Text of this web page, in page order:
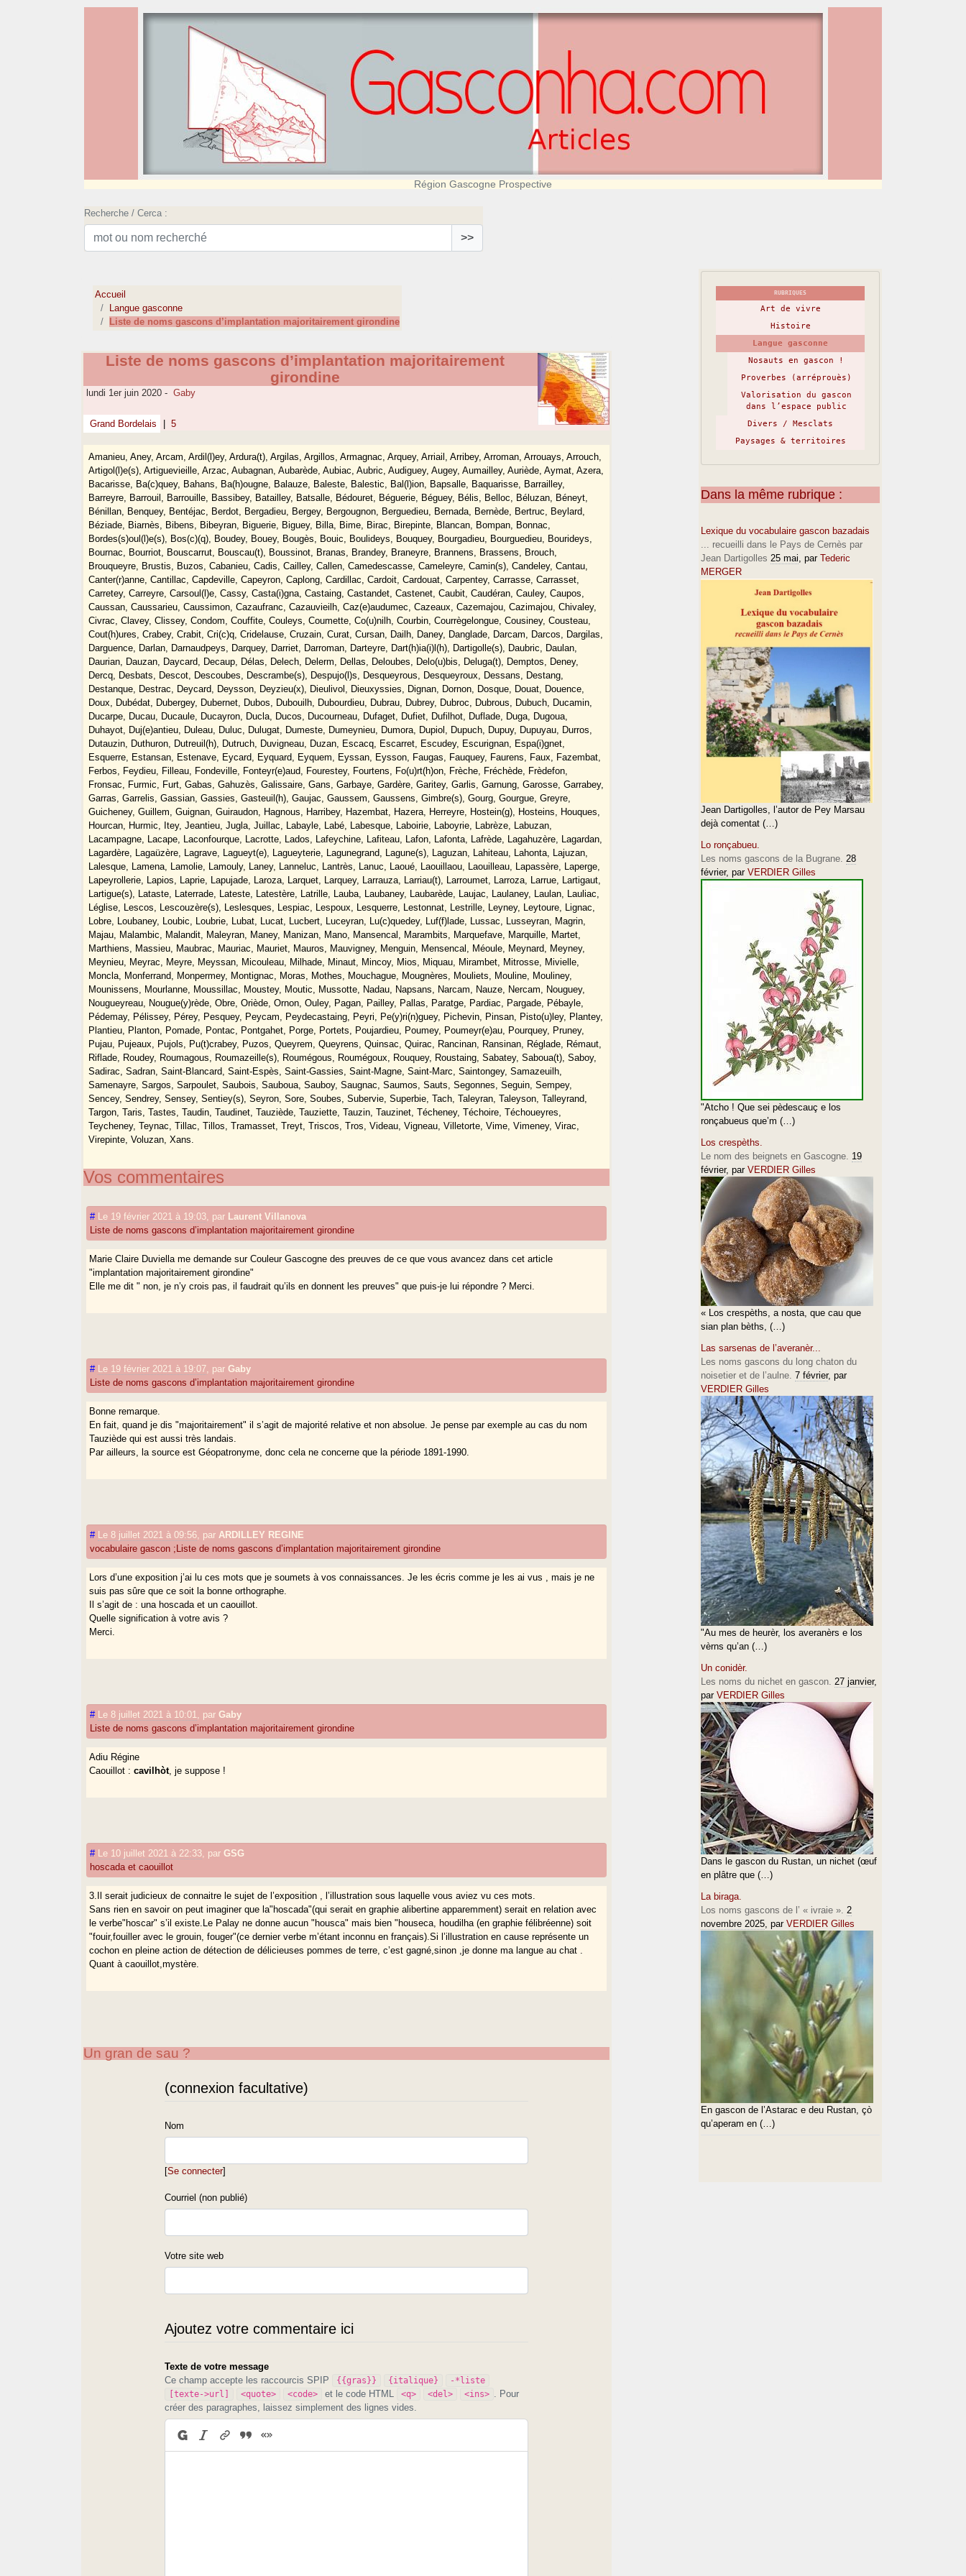
Région Gascogne Prospective
Recherche / Cerca :
>>
Accueil
Langue gasconne
Liste de noms gascons d’implantation majoritairement girondine
Liste de noms gascons d’implantation majoritairement
girondine
lundi 1er juin 2020 - Gaby
Grand Bordelais 5
Amanieu, Aney, Arcam, Ardil(l)ey, Ardura(t), Argilas, Argillos, Armagnac, Arquey, Arriail, Arribey, Arroman, Arrouays, Arrouch,
Artigol(l)e(s), Artiguevieille, Arzac, Aubagnan, Aubarède, Aubiac, Aubric, Audiguey, Augey, Aumailley, Auriède, Aymat, Azera,
Bacarisse, Ba(c)quey, Bahans, Ba(h)ougne, Balauze, Baleste, Balestic, Bal(l)ion, Bapsalle, Baquarisse, Barrailley,
Barreyre, Barrouil, Barrouille, Bassibey, Batailley, Batsalle, Bédouret, Béguerie, Béguey, Bélis, Belloc, Béluzan, Béneyt,
Bénillan, Benquey, Bentéjac, Berdot, Bergadieu, Bergey, Bergougnon, Berguedieu, Bernada, Bernède, Bertruc, Beylard,
Béziade, Biarnès, Bibens, Bibeyran, Biguerie, Biguey, Billa, Bime, Birac, Birepinte, Blancan, Bompan, Bonnac,
Bordes(s)oul(l)e(s), Bos(c)(q), Boudey, Bouey, Bougès, Bouic, Boulideys, Bouquey, Bourgadieu, Bourguedieu, Bourideys,
Bournac, Bourriot, Bouscarrut, Bouscau(t), Boussinot, Branas, Brandey, Braneyre, Brannens, Brassens, Brouch,
Brouqueyre, Brustis, Buzos, Cabanieu, Cadis, Cailley, Callen, Camedescasse, Cameleyre, Camin(s), Candeley, Cantau,
Canter(r)anne, Cantillac, Capdeville, Capeyron, Caplong, Cardillac, Cardoit, Cardouat, Carpentey, Carrasse, Carrasset,
Carretey, Carreyre, Carsoul(l)e, Cassy, Casta(i)gna, Castaing, Castandet, Castenet, Caubit, Caudéran, Cauley, Caupos,
Caussan, Caussarieu, Caussimon, Cazaufranc, Cazauvieilh, Caz(e)audumec, Cazeaux, Cazemajou, Cazimajou, Chivaley,
Civrac, Clavey, Clissey, Condom, Couffite, Couleys, Coumette, Co(u)nilh, Courbin, Courrègelongue, Cousiney, Cousteau,
Cout(h)ures, Crabey, Crabit, Cri(c)q, Cridelause, Cruzain, Curat, Cursan, Dailh, Daney, Danglade, Darcam, Darcos, Dargilas,
Darguence, Darlan, Darnaudpeys, Darquey, Darriet, Darroman, Darteyre, Dart(h)ia(i)l(h), Dartigolle(s), Daubric, Daulan,
Daurian, Dauzan, Daycard, Decaup, Délas, Delech, Delerm, Dellas, Deloubes, Delo(u)bis, Deluga(t), Demptos, Deney,
Dercq, Desbats, Descot, Descoubes, Descrambe(s), Despujo(l)s, Desqueyrous, Desqueyroux, Dessans, Destang,
Destanque, Destrac, Deycard, Deysson, Deyzieu(x), Dieulivol, Dieuxyssies, Dignan, Dornon, Dosque, Douat, Douence,
Doux, Dubédat, Dubergey, Dubernet, Dubos, Dubouilh, Dubourdieu, Dubrau, Dubrey, Dubroc, Dubrous, Dubuch, Ducamin,
Ducarpe, Ducau, Ducaule, Ducayron, Ducla, Ducos, Ducourneau, Dufaget, Dufiet, Dufilhot, Duflade, Duga, Dugoua,
Duhayot, Duj(e)antieu, Duleau, Duluc, Dulugat, Dumeste, Dumeynieu, Dumora, Dupiol, Dupuch, Dupuy, Dupuyau, Durros,
Dutauzin, Duthuron, Dutreuil(h), Dutruch, Duvigneau, Duzan, Escacq, Escarret, Escudey, Escurignan, Espa(i)gnet,
Esquerre, Estansan, Estenave, Eycard, Eyquard, Eyquem, Eyssan, Eysson, Faugas, Fauquey, Faurens, Faux, Fazembat,
Ferbos, Feydieu, Filleau, Fondeville, Fonteyr(e)aud, Fourestey, Fourtens, Fo(u)rt(h)on, Frèche, Fréchède, Frèdefon,
Fronsac, Furmic, Furt, Gabas, Gahuzès, Galissaire, Gans, Garbaye, Gardère, Garitey, Garlis, Garnung, Garosse, Garrabey,
Garras, Garrelis, Gassian, Gassies, Gasteuil(h), Gaujac, Gaussem, Gaussens, Gimbre(s), Gourg, Gourgue, Greyre,
Guicheney, Guillem, Guignan, Guiraudon, Hagnous, Harribey, Hazembat, Hazera, Herreyre, Hostein(g), Hosteins, Houques,
Hourcan, Hurmic, Itey, Jeantieu, Jugla, Juillac, Labayle, Labé, Labesque, Laboirie, Laboyrie, Labrèze, Labuzan,
Lacampagne, Lacape, Laconfourque, Lacrotte, Lados, Lafeychine, Lafiteau, Lafon, Lafonta, Lafrède, Lagahuzère, Lagardan,
Lagardère, Lagaüzère, Lagrave, Lagueyt(e), Lagueyterie, Lagunegrand, Lagune(s), Laguzan, Lahiteau, Lahonta, Lajuzan,
Lalesque, Lamena, Lamolie, Lamouly, Laney, Lanneluc, Lantrès, Lanuc, Laoué, Laouillaou, Laouilleau, Lapassère, Laperge,
Lapeyrollerie, Lapios, Laprie, Lapujade, Laroza, Larquet, Larquey, Larrauza, Larriau(t), Larroumet, Larroza, Larrue, Lartigaut,
Lartigue(s), Lataste, Laterrade, Lateste, Latestère, Latrille, Lauba, Laubaney, Laubarède, Laujac, Laulaney, Laulan, Lauliac,
Léglise, Lescos, Lescouzère(s), Leslesques, Lespiac, Lespoux, Lesquerre, Lestonnat, Lestrille, Leyney, Leytoure, Lignac,
Lobre, Loubaney, Loubic, Loubrie, Lubat, Lucat, Lucbert, Luceyran, Lu(c)quedey, Luf(f)lade, Lussac, Lusseyran, Magrin,
Majau, Malambic, Malandit, Maleyran, Maney, Manizan, Mano, Mansencal, Marambits, Marquefave, Marquille, Martet,
Marthiens, Massieu, Maubrac, Mauriac, Mauriet, Mauros, Mauvigney, Menguin, Mensencal, Méoule, Meynard, Meyney,
Meynieu, Meyrac, Meyre, Meyssan, Micouleau, Milhade, Minaut, Mincoy, Mios, Miquau, Mirambet, Mitrosse, Mivielle,
Moncla, Monferrand, Monpermey, Montignac, Moras, Mothes, Mouchague, Mougnères, Mouliets, Mouline, Mouliney,
Mounissens, Mourlanne, Moussillac, Moustey, Moutic, Mussotte, Nadau, Napsans, Narcam, Nauze, Nercam, Nouguey,
Nougueyreau, Nougue(y)rède, Obre, Oriède, Ornon, Ouley, Pagan, Pailley, Pallas, Paratge, Pardiac, Pargade, Pébayle,
Pédemay, Pélissey, Pérey, Pesquey, Peycam, Peydecastaing, Peyri, Pe(y)ri(n)guey, Pichevin, Pinsan, Pisto(u)ley, Plantey,
Plantieu, Planton, Pomade, Pontac, Pontgahet, Porge, Portets, Poujardieu, Poumey, Poumeyr(e)au, Pourquey, Pruney,
Pujau, Pujeaux, Pujols, Pu(t)crabey, Puzos, Queyrem, Queyrens, Quinsac, Quirac, Rancinan, Ransinan, Réglade, Rémaut,
Riflade, Roudey, Roumagous, Roumazeille(s), Roumégous, Roumégoux, Rouquey, Roustaing, Sabatey, Saboua(t), Saboy,
Sadirac, Sadran, Saint-Blancard, Saint-Espès, Saint-Gassies, Saint-Magne, Saint-Marc, Saintongey, Samazeuilh,
Samenayre, Sargos, Sarpoulet, Saubois, Sauboua, Sauboy, Saugnac, Saumos, Sauts, Segonnes, Seguin, Sempey,
Sencey, Sendrey, Sensey, Sentiey(s), Seyron, Sore, Soubes, Subervie, Superbie, Tach, Taleyran, Taleyson, Talleyrand,
Targon, Taris, Tastes, Taudin, Taudinet, Tauziède, Tauziette, Tauzin, Tauzinet, Técheney, Téchoire, Téchoueyres,
Teycheney, Teynac, Tillac, Tillos, Tramasset, Treyt, Triscos, Tros, Videau, Vigneau, Villetorte, Vime, Vimeney, Virac,
Virepinte, Voluzan, Xans.
Vos commentaires
# Le 19 février 2021 à 19:03 par Laurent Villanova
Liste de noms gascons d’implantation majoritairement girondine
Marie Claire Duviella me demande sur Couleur Gascogne des preuves de ce que vous avancez dans cet article
"implantation majoritairement girondine"
Elle me dit " non, je n’y crois pas, il faudrait qu’ils en donnent les preuves" que puis-je lui répondre ? Merci.
# Le 19 février 2021 à 19:07 parGaby
Liste de noms gascons d’implantation majoritairement girondine
Bonne remarque.
En fait, quand je dis "majoritairement" il s’agit de majorité relative et non absolue. Je pense par exemple au cas du nom
Tauziède qui est aussi très landais.
Par ailleurs, la source est Géopatronyme, donc cela ne concerne que la période 1891-1990.
# Le 8 juillet 2021 à 09:56 par ARDILLEY REGINE
vocabulaire gascon ;Liste de noms gascons d’implantation majoritairement girondine
Lors d’une exposition j’ai lu ces mots que je soumets à vos connaissances. Je les écris comme je les ai vus , mais je ne
suis pas sûre que ce soit la bonne orthographe.
Il s’agit de : una hoscada et un caouillot.
Quelle signification à votre avis ?
Merci.
# Le 8 juillet 2021 à 10:01 parGaby
Liste de noms gascons d’implantation majoritairement girondine
Adiu Régine
Caouillot :cavilhòt, je suppose !
# Le 10 juillet 2021 à 22:33 parGSG
hoscada et caouillot
3.Il serait judicieux de connaitre le sujet de l’exposition , l’illustration sous laquelle vous aviez vu ces mots.
Sans rien en savoir on peut imaginer que la"hoscada"(qui serait en graphie alibertine apparemment) serait en relation avec
le verbe"hoscar" s’il existe.Le Palay ne donne aucun "housca" mais bien "houseca, houdilha (en graphie félibréenne) soit
"fouir,fouiller avec le grouin, fouger"(ce dernier verbe m’étant inconnu en français).Si l’illustration en cause représente un
cochon en pleine action de détection de délicieuses pommes de terre, c’est gagné,sinon ,je donne ma langue au chat .
Quant à caouillot,mystère.
Un gran de sau ?
(connexion facultative)
Nom
[Se connecter]
Courriel (non publié)
Votre site web
Ajoutez votre commentaire ici
Texte de votre message
Ce champ accepte les raccourcis SPIP
{{gras}} {italique}
-*liste
[texte->url]
<quote> <code> et le code HTML <q> <del> <ins>
. Pour
créer des paragraphes, laissez simplement des lignes vides.
RUBRIQUES
Art de vivre
Histoire
Langue gasconne
Nosauts en gascon !
Proverbes (arréprouès)
Valorisation du gascon
dans l’espace public
Divers / Mesclats
Paysages & territoires
Dans la même rubrique :
Lexique du vocabulaire gascon bazadais
... recueilli dans le Pays de Cernès par
Jean Dartigolles 25 mai, par Tederic
MERGER
Jean Dartigolles, l’autor de Pey Marsau
dejà comentat (…)
Lo ronçabueu.
Les noms gascons de la Bugrane. 28
février, par VERDIER Gilles
"Atcho ! Que sei pèdescauç e los
ronçabueus que’m (…)
Los crespèths.
Le nom des beignets en Gascogne. 19
février, par VERDIER Gilles
« Los crespèths, a nosta, que cau que
sian plan bèths, (…)
Las sarsenas de l’averanèr...
Les noms gascons du long chaton du
noisetier et de l’aulne. 7 février, par
VERDIER Gilles
"Au mes de heurèr, los averanèrs e los
vèrns qu’an (…)
Un conidèr.
Les noms du nichet en gascon. 27 janvier,
par VERDIER Gilles
Dans le gascon du Rustan, un nichet (œuf
en plâtre que (…)
La biraga.
Los noms gascons de l’ « ivraie ». 2
novembre 2025, par VERDIER Gilles
En gascon de l’Astarac e deu Rustan, çò
qu’aperam en (…)